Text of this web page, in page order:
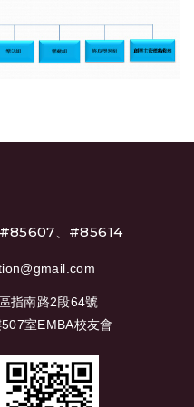
#85607、#85614
指南路2段64號
室EMBA校友會